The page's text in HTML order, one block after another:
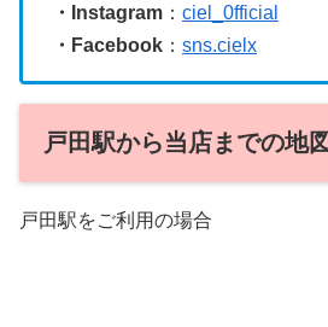
・Instagram ： ciel_0fficial
・Facebook ： sns.cielx
戸田駅から当店までの地
戸田駅をご利用の場合